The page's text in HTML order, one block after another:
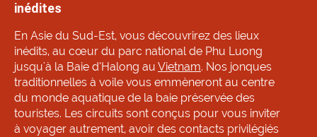
inédites
En Asie du Sud-Est, vous découvrirez des lieux
inédits, au cœur du parc national de Phu Luong
jusqu'à la Baie d’Halong au Vietnam. Nos jonques
traditionnelles à voile vous emmèneront au centre
du monde aquatique de la baie préservée des
touristes. Les circuits sont conçus pour vous inviter
à voyager autrement, avoir des contacts privilégiés